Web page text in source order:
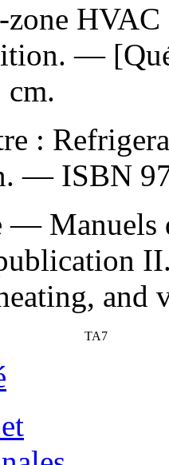
—
cm.
:
— ISBN
— Manuels
and
TA7